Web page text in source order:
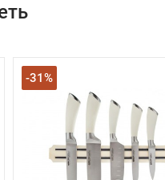
-31%